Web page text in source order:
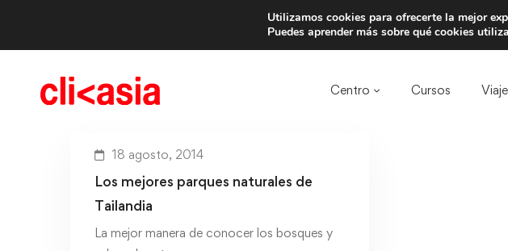
Trae a un amigo y
Centro Cursos
18 agosto, 2014
Los mejores parques naturales de
Tailandia
La mejor manera de conocer los bosques y
Utilizamos cookies para ofrecerte la mejor
Puedes aprender más sobre qué cookies